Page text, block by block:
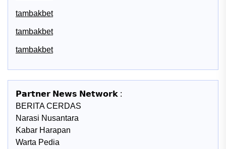
tambakbet
tambakbet
tambakbet
𝗣𝗮𝗿𝘁𝗻𝗲𝗿 𝗡𝗲𝘄𝘀 𝗡𝗲𝘁𝘄𝗼𝗿𝗸 :
BERITA CERDAS
Narasi Nusantara
Kabar Harapan
Warta Pedia